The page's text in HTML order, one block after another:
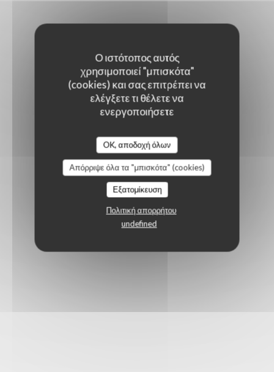
Ο ιστότοπος αυτός
χρησιμοποιεί "μπισκότα"
(cookies) και σας επιτρέπει να
ελέγξετε τι θέλετε να
ενεργοποιήσετε
OK, αποδοχή όλων
Απόρριψε όλα τα "μπισκότα" (cookies)
Εξατομίκευση
Πολιτική απορρήτου
undefined